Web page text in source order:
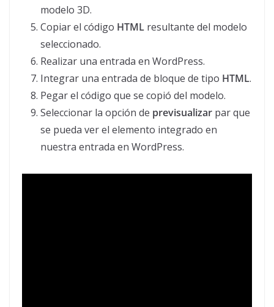
modelo 3D.
Copiar el código HTML resultante del modelo
seleccionado.
Realizar una entrada en WordPress.
Integrar una entrada de bloque de tipo HTML.
Pegar el código que se copió del modelo.
Seleccionar la opción de previsualizar par que
se pueda ver el elemento integrado en
nuestra entrada en WordPress.